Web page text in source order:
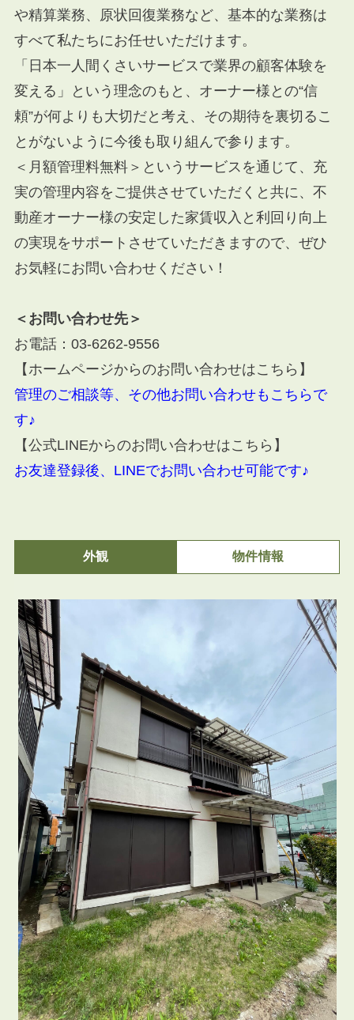
や精算業務、原状回復業務など、基本的な業務は
すべて私たちにお任せいただけます。
「日本一人間くさいサービスで業界の顧客体験を
変える」という理念のもと、オーナー様との“信
頼”が何よりも大切だと考え、その期待を裏切るこ
とがないように今後も取り組んで参ります。
＜月額管理料無料＞というサービスを通じて、充
実の管理内容をご提供させていただくと共に、不
動産オーナー様の安定した家賃収入と利回り向上
の実現をサポートさせていただきますので、ぜひ
お気軽にお問い合わせください！
＜お問い合わせ先＞
お電話： 03-6262-9556
【ホームページからのお問い合わせはこちら】
管理のご相談等、その他お問い合わせもこちらで
す♪
【公式LINEからのお問い合わせはこちら】
お友達登録後、LINEでお問い合わせ可能です♪
外観 物件情報